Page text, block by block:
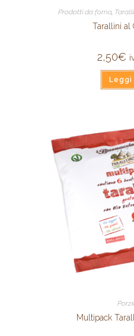
Prodotti da forno,
Tarallini al
2,50€
Multipack